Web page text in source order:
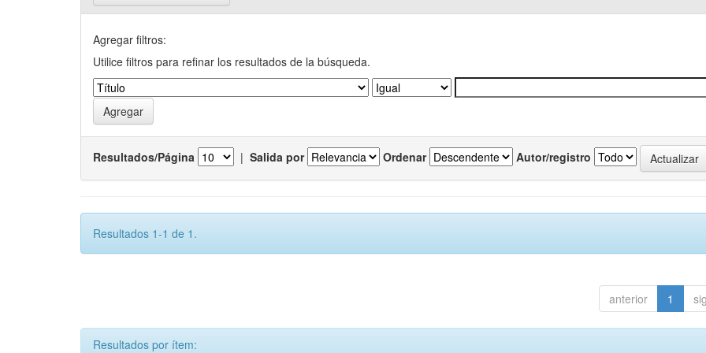
Agregar filtros:
Utilice filtros para refinar los resultados de la búsqueda.
Resultados/Página | Salida por Ordenar Autor/registro
Resultados 1-1 de 1.
anterior 1
Resultados por ítem: